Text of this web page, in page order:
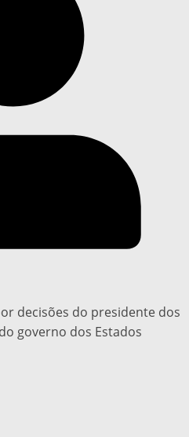
decisões do presidente dos
governo dos Estados